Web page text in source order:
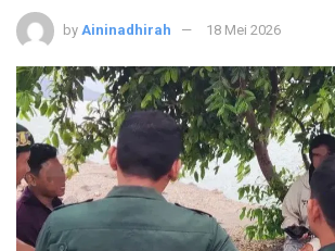
by Aininadhirah 18 Mei 2026